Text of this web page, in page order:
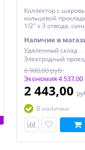
Коллектор с
кольцевой
1/2" х 3 отвода,
Наличие в
Удаленный склад
6 980,00 руб.
Экономия 4 537,00
2 443,00
В наличии